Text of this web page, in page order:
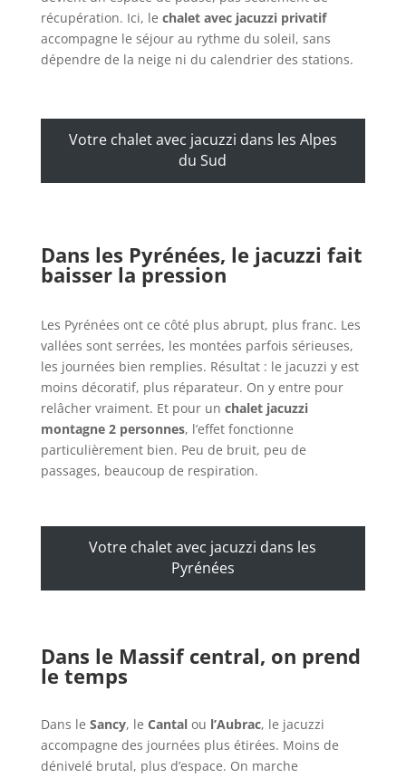
récupération. Ici, le chalet avec jacuzzi privatif
accompagne le séjour au rythme du soleil, sans
dépendre de la neige ni du calendrier des stations.
Votre chalet avec jacuzzi dans les Alpes
du Sud
Dans les Pyrénées, le jacuzzi fait
baisser la pression
Les Pyrénées ont ce côté plus abrupt, plus franc. Les
vallées sont serrées, les montées parfois sérieuses,
les journées bien remplies. Résultat : le jacuzzi y est
moins décoratif, plus réparateur. On y entre pour
relâcher vraiment. Et pour un chalet jacuzzi
montagne 2 personnes, l’effet fonctionne
particulièrement bien. Peu de bruit, peu de
passages, beaucoup de respiration.
Votre chalet avec jacuzzi dans les
Pyrénées
Dans le Massif central, on prend
le temps
Dans le Sancy, le Cantal ou l’Aubrac, le jacuzzi
accompagne des journées plus étirées. Moins de
dénivelé brutal, plus d’espace. On marche